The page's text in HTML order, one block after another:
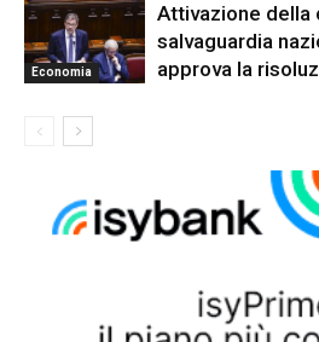
Economia
Attivazione della
salvaguardia
approva la